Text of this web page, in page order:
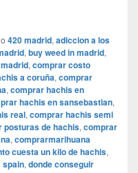
420 madrid, adiccion a los
, buy weed in madrid,
, comprar costo
a coruña, comprar
, comprar hachis en
hachis en sansebastian,
real, comprar hachis semi
posturas de hachis, comprar
, comprarmarihuana
cuesta un kilo de hachis,
spain, donde conseguir